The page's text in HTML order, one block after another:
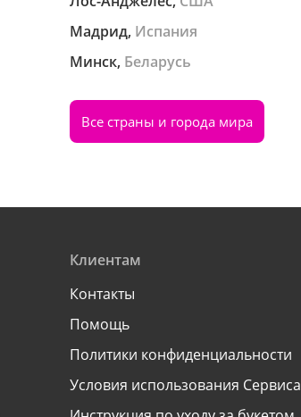
Мадрид, Испания
Минск, Беларусь
Все страны и города мира
Клиентам
Контакты
Помощь
Политики конфиденциальности
Условия использования Сервиса